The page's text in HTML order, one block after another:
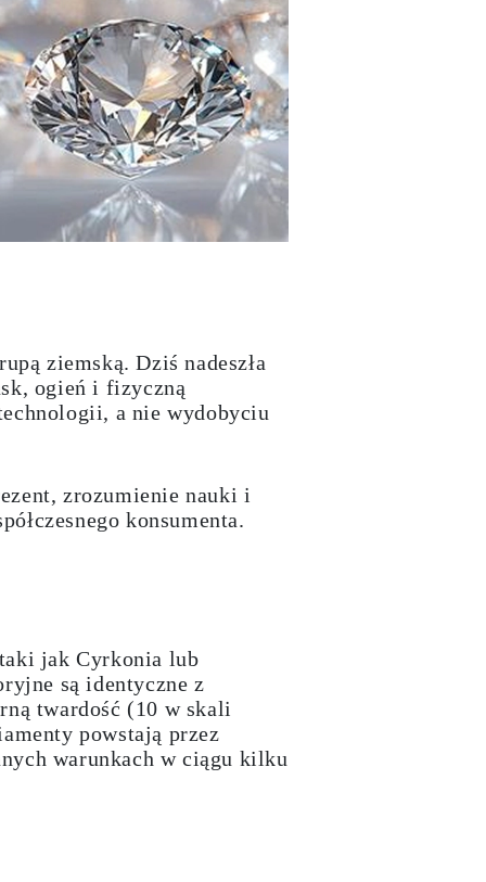
ziemską. Dziś nadeszła
ogień i fizyczną
a nie wydobyciu
zrozumienie nauki i
konsumenta.
jak Cyrkonia lub
są identyczne z
twardość (10 w skali
powstają przez
warunkach w ciągu kilku